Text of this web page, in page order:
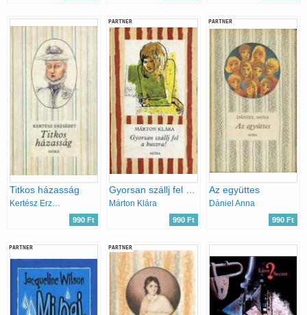
Titkos házasság
Kertész Erzsébet
990 Ft
PARTNER
Márton Klára
990 Ft
PARTNER
Az együttes
Dániel Anna
990 Ft
PARTNER PARTNER